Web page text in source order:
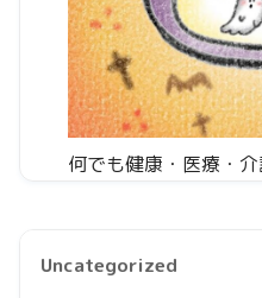
何でも健康・医療・
Uncategorized